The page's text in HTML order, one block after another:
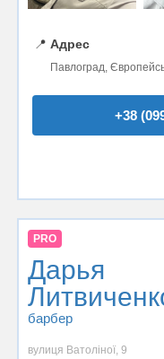
📍 Адрес
Павлоград,
+38
PRO
Дарья
барбер
вулиця Ватоліної, 9